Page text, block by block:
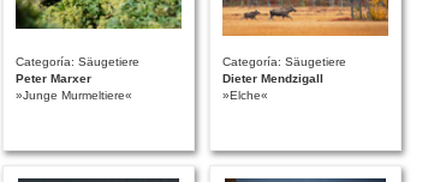
Categoría: Säugetiere
Peter Marxer
»Junge Murmeltiere«
Categoría: Säugetiere
Dieter Mendzigall
»Elche«